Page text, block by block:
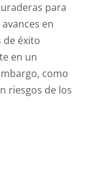
para
en
de éxito
en un
como
riesgos de los